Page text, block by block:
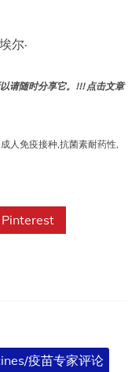
尔·
请随时分享它。!!! 点击文章
成人免疫接种,抗菌素耐药性,
Pinterest
疫苗专家评论